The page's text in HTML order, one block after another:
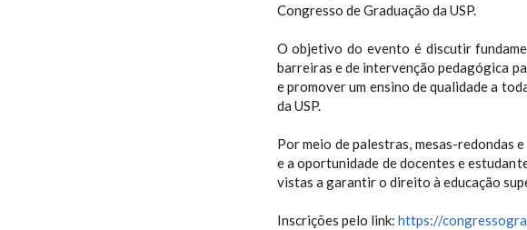
Congresso de Graduação da USP.
O objetivo do evento é discutir
barreiras e de intervenção pedagógica
e promover um ensino de qualidade a
da USP.
Por meio de palestras, mesas-redondas
e a oportunidade de docentes e
vistas a garantir o direito à educação
Inscrições pelo link: https://